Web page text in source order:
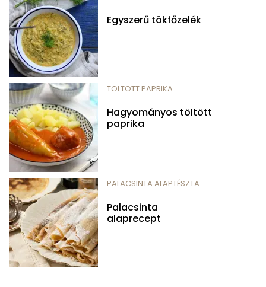
Egyszerű tökfőzelék
TÖLTÖTT PAPRIKA
Hagyományos töltött
paprika
PALACSINTA ALAPTÉSZTA
Palacsinta
alaprecept